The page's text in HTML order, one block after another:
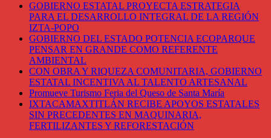
GOBIERNO ESTATAL PROYECTA ESTRATEGIA
PARA EL DESARROLLO INTEGRAL DE LA REGIÓN
IZTA-POPO
GOBIERNO DEL ESTADO POTENCIA ECOPARQUE
PENSAR EN GRANDE COMO REFERENTE
AMBIENTAL
CON OBRA Y RIQUEZA COMUNITARIA, GOBIERNO
ESTATAL INCENTIVA AL TALENTO ARTESANAL
Promueve Turismo Feria del Queso de Santa María
IXTACAMAXTITLÁN RECIBE APOYOS ESTATALES
SIN PRECEDENTES EN MAQUINARIA,
FERTILIZANTES Y REFORESTACIÓN